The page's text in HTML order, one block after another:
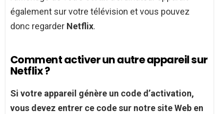
également sur votre télévision et vous pouvez
donc regarder Netflix.
Comment activer un autre appareil sur
Netflix ?
Si votre appareil génère un code d’activation,
vous devez entrer ce code sur notre site Web en